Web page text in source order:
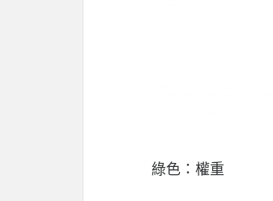
綠色：權重